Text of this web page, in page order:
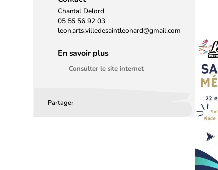
Chantal Delord
05 55 56 92 03
leon.arts.villedesaintleonard@gmail.com
En savoir plus
Consulter le site internet
Partager